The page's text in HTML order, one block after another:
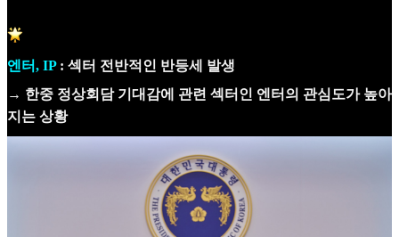
엔터, IP: 섹터 전반적인 반등세 발생
→ 한중 정상회담 기대감에 관련 섹터인 엔터의 관심도가 높아
지는 상황